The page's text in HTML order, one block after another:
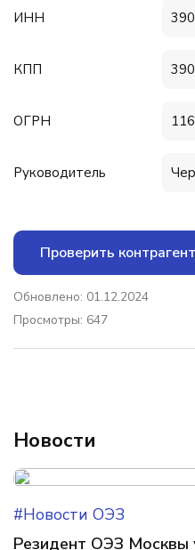
ИНН
КПП
ОГРН
Руководитель
Проверить
Обновлено: 01.12.2024
Просмотры: 647
Новости
#Новости ОЭЗ
Резидент ОЭЗ Москвы